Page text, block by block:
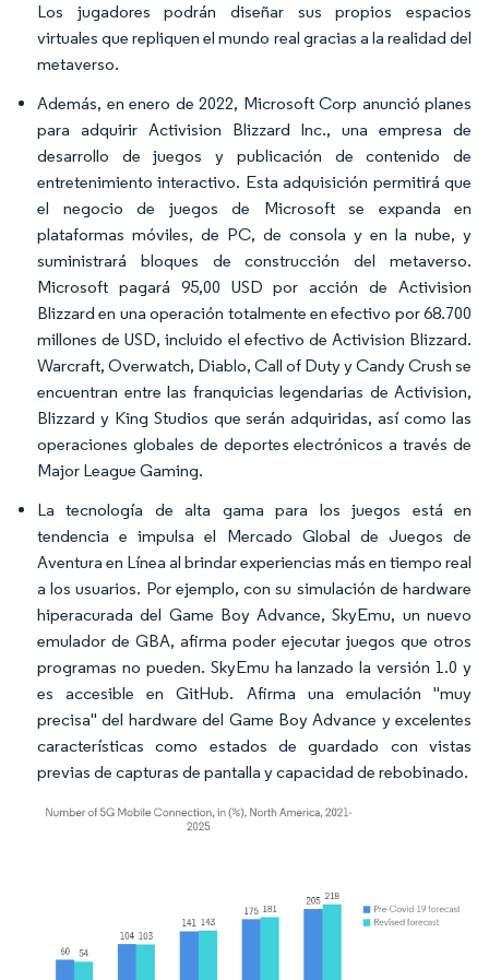
Los jugadores podrán diseñar sus propios espacios
virtuales que repliquen el mundo real gracias a la realidad del
metaverso.
Además, en enero de 2022, Microsoft Corp anunció planes
para adquirir Activision Blizzard Inc., una empresa de
desarrollo de juegos y publicación de contenido de
entretenimiento interactivo. Esta adquisición permitirá que
el negocio de juegos de Microsoft se expanda en
plataformas móviles, de PC, de consola y en la nube, y
suministrará bloques de construcción del metaverso.
Microsoft pagará 95,00 USD por acción de Activision
Blizzard en una operación totalmente en efectivo por 68.700
millones de USD, incluido el efectivo de Activision Blizzard.
Warcraft, Overwatch, Diablo, Call of Duty y Candy Crush se
encuentran entre las franquicias legendarias de Activision,
Blizzard y King Studios que serán adquiridas, así como las
operaciones globales de deportes electrónicos a través de
Major League Gaming.
La tecnología de alta gama para los juegos está en
tendencia e impulsa el Mercado Global de Juegos de
Aventura en Línea al brindar experiencias más en tiempo real
a los usuarios. Por ejemplo, con su simulación de hardware
hiperacurada del Game Boy Advance, SkyEmu, un nuevo
emulador de GBA, afirma poder ejecutar juegos que otros
programas no pueden. SkyEmu ha lanzado la versión 1.0 y
es accesible en GitHub. Afirma una emulación "muy
precisa" del hardware del Game Boy Advance y excelentes
características como estados de guardado con vistas
previas de capturas de pantalla y capacidad de rebobinado.